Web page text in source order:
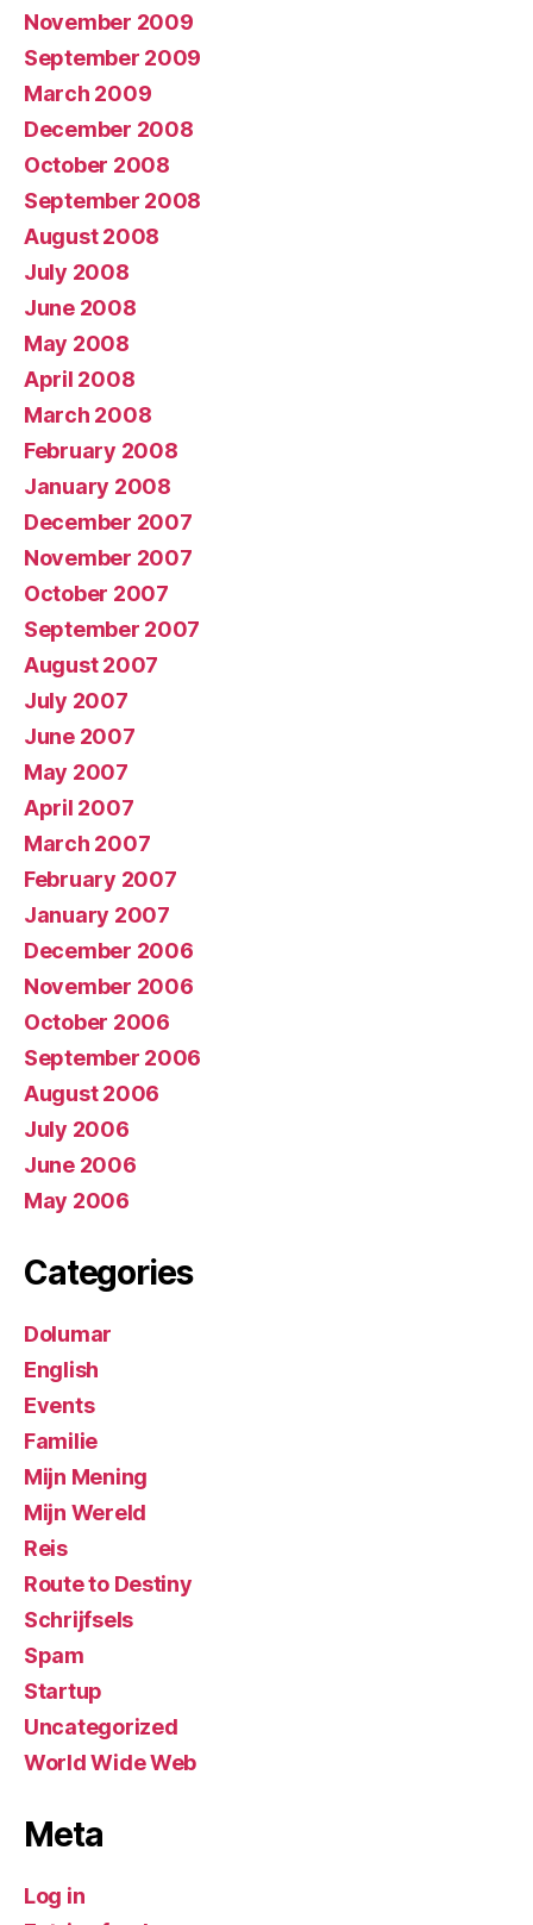
November 2009
September 2009
March 2009
December 2008
October 2008
September 2008
August 2008
July 2008
June 2008
May 2008
April 2008
March 2008
February 2008
January 2008
December 2007
November 2007
October 2007
September 2007
August 2007
July 2007
June 2007
May 2007
April 2007
March 2007
February 2007
January 2007
December 2006
November 2006
October 2006
September 2006
August 2006
July 2006
June 2006
May 2006
Categories
Dolumar
English
Events
Familie
Mijn Mening
Mijn Wereld
Reis
Route to Destiny
Schrijfsels
Spam
Startup
Uncategorized
World Wide Web
Meta
Log in